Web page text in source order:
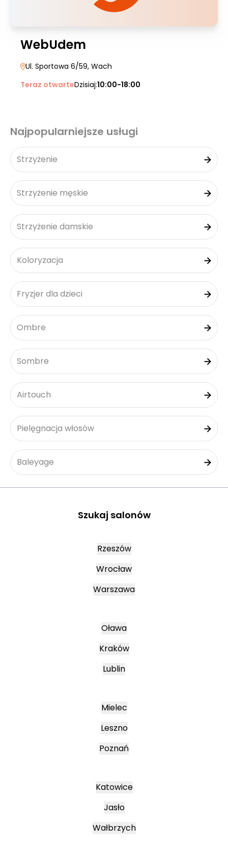
WebUdem
Ul. Sportowa 6/59, Wach
Teraz otwarteDzisiaj:10:00-18:00
Najpopularniejsze usługi
Strzyżenie
Strzyżenie męskie
Strzyżenie damskie
Koloryzacja
Fryzjer dla dzieci
Ombre
Sombre
Airtouch
Pielęgnacja włosów
Baleyage
Szukaj salonów
Rzeszów
Wrocław
Warszawa
Oława
Kraków
Lublin
Mielec
Leszno
Poznań
Katowice
Jasło
Wałbrzych